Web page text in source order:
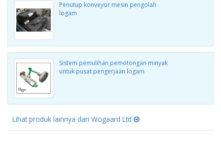
Penutup konveyor mesin pengolah
logam
Sistem pemulihan pemotongan minyak
untuk pusat pengerjaan logam
Lihat produk lainnya dari Wogaard Ltd